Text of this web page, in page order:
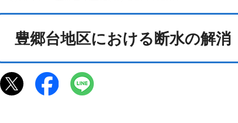
豊郷台地区における断水の解消